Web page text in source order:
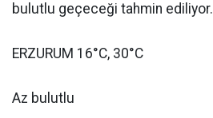
bulutlu geçeceği tahmin ediliyor.
ERZURUM 16°C, 30°C
Az bulutlu